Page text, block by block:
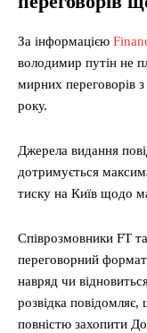
За інформацією
володимир путін не
мирних переговорів
року.
Джерела видання
дотримується
тиску на Київ щодо
Співрозмовники FT
переговорний
навряд чи
розвідка
повністю захопити